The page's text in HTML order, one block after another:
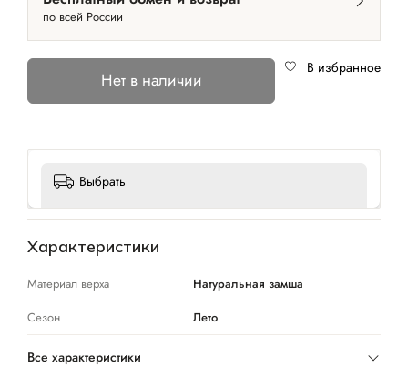
по всей России
Нет в наличии
В избранное
Выбрать
Характеристики
Материал верха
Натуральная замша
Сезон
Лето
Все характеристики